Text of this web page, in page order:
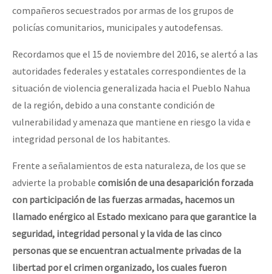
compañeros secuestrados por armas de los grupos de
policías comunitarios, municipales y autodefensas.
Recordamos que el 15 de noviembre del 2016, se alertó a las
autoridades federales y estatales correspondientes de la
situación de violencia generalizada hacia el Pueblo Nahua
de la región, debido a una constante condición de
vulnerabilidad y amenaza que mantiene en riesgo la vida e
integridad personal de los habitantes.
Frente a señalamientos de esta naturaleza, de los que se
advierte la probable comisión de una desaparición forzada
con participación de las fuerzas armadas, hacemos un
llamado enérgico al Estado mexicano para que garantice la
seguridad, integridad personal y la vida de las cinco
personas que se encuentran actualmente privadas de la
libertad por el crimen organizado, los cuales fueron